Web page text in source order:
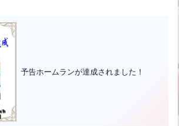
予告ホームランが達成されました！